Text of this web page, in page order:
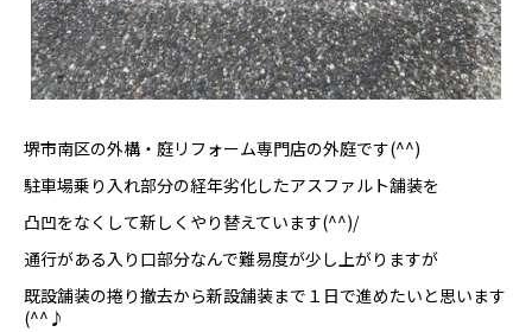
堺市南区の外構・庭リフォーム専門店の外庭です(^^)
駐車場乗り入れ部分の経年劣化したアスファルト舗装を
凸凹をなくして新しくやり替えています(^^)/
通行がある入り口部分なんで難易度が少し上がりますが
既設舗装の捲り撤去から新設舗装まで１日で進めたいと思います
(^^♪